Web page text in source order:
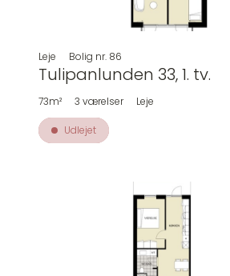
Leje Bolig nr. 86
Tulipanlunden 33, 1. tv.
73m² 3 værelser Leje
Udlejet